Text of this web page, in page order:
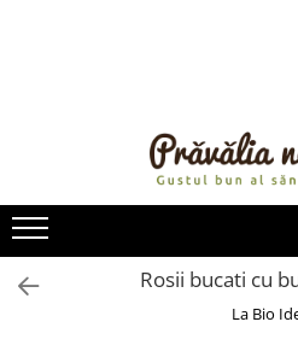
ULEIURI ȘI UNTURI
MĂSLINE
NUCI ȘI SEMINȚE
FRUCTE DESHIDRATATE
Rosii bucati cu
La Bio